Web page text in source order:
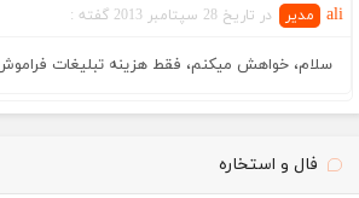
ali در تاریخ 28 سپتامبر 2013 گفته :
سلام، خواهش میکنم، فقط هزینه تبلیغات
فال و استخاره